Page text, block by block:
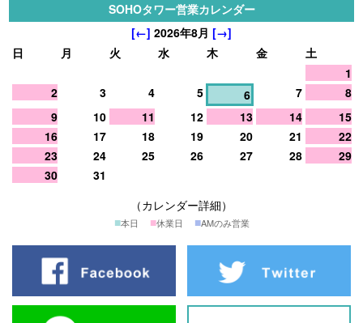
SOHOタワー営業カレンダー
[←] 2026年8月 [→]
日
月 火 水 木 金
土
1
2
3 4 5 6 7
8
9
10 11 12 13 14
15
16
17 18 19 20 21
22
23
24 25 26 27 28
29
30
31
（カレンダー詳細）
■本日 ■休業日 ■AMのみ営業